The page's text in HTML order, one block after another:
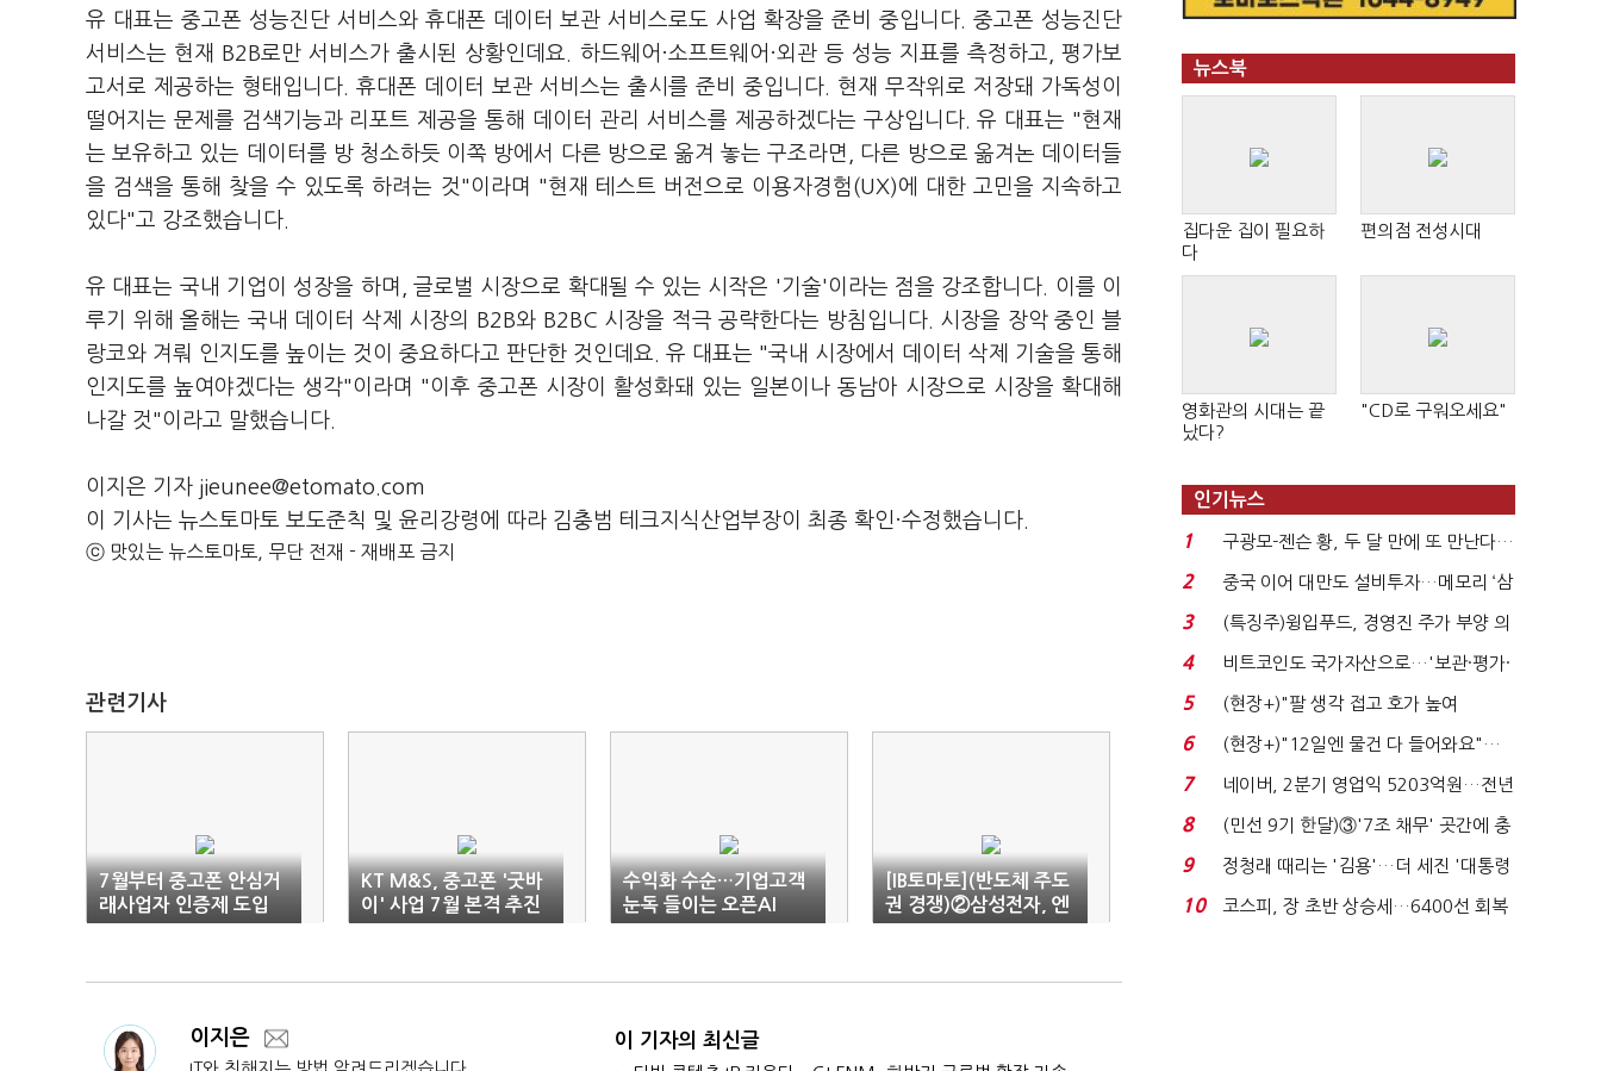
유 대표는 중고폰 성능진단 서비스와 휴대폰 데이터 보관 서비스로도 사업 확장을 준비 중입니다. 중고폰 성능진단
서비스는 현재 B2B로만 서비스가 출시된 상황인데요. 하드웨어·소프트웨어·외관 등 성능 지표를 측정하고, 평가보
고서로 제공하는 형태입니다. 휴대폰 데이터 보관 서비스는 출시를 준비 중입니다. 현재 무작위로 저장돼 가독성이
떨어지는 문제를 검색기능과 리포트 제공을 통해 데이터 관리 서비스를 제공하겠다는 구상입니다. 유 대표는 "현재
는 보유하고 있는 데이터를 방 청소하듯 이쪽 방에서 다른 방으로 옮겨 놓는 구조라면, 다른 방으로 옮겨논 데이터들
을 검색을 통해 찾을 수 있도록 하려는 것"이라며 "현재 테스트 버전으로 이용자경험(UX)에 대한 고민을 지속하고
있다"고 강조했습니다.
유 대표는 국내 기업이 성장을 하며, 글로벌 시장으로 확대될 수 있는 시작은 '기술'이라는 점을 강조합니다. 이를 이
루기 위해 올해는 국내 데이터 삭제 시장의 B2B와 B2BC 시장을 적극 공략한다는 방침입니다. 시장을 장악 중인 블
랑코와 겨뤄 인지도를 높이는 것이 중요하다고 판단한 것인데요. 유 대표는 "국내 시장에서 데이터 삭제 기술을 통해
인지도를 높여야겠다는 생각"이라며 "이후 중고폰 시장이 활성화돼 있는 일본이나 동남아 시장으로 시장을 확대해
나갈 것"이라고 말했습니다.
이지은 기자 jieunee@etomato.com
이 기사는 뉴스토마토 보도준칙 및 윤리강령에 따라 김충범 테크지식산업부장이 최종 확인·수정했습니다.
ⓒ 맛있는 뉴스토마토, 무단 전재 - 재배포 금지
관련기사
7월부터 중고폰 안심거
래사업자 인증제 도입
KT M&S, 중고폰 '굿바
이' 사업 7월 본격 추진
수익화 수순…기업고객
눈독 들이는 오픈AI
[IB토마토](반도체 주도
권 경쟁)②삼성전자, 엔
비디아 테스트 '막바
이지은 이 기자의 최신글
뉴스북
집다운 집이 필요하
다
편의점 전성시대
영화관의 시대는 끝
났다?
"CD로 구워오세요"
인기뉴스
1
구광모-젠슨 황, 두 달 만에 또 만난다…
로봇·AI 등 논...
2
중국 이어 대만도 설비투자…메모리 ‘삼
국전쟁’
3
(특징주)윙입푸드, 경영진 주가 부양 의
지에 상한가...
4
비트코인도 국가자산으로…'보관·평가·
처분' 기준은 ...
5
(현장+)"팔 생각 접고 호가 높여
요"…'덜 똘똘한 한 채' 20...
6
(현장+)"12일엔 물건 다 들어와요"…
빈 매대 채우며 문 연 ...
7
네이버, 2분기 영업익 5203억원…전년
비 0.2% 감소...
8
(민선 9기 한달)③'7조 채무' 곳간에 충
격…추미애, 20년...
9
정청래 때리는 '김용'…더 세진 '대통령
최측근' 입...
10
코스피, 장 초반 상승세…6400선 회복